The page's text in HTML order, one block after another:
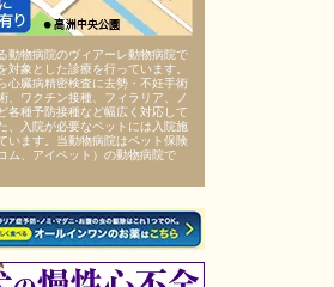
動物病院のヴィアーレ動物病院で
対象とした診療を行っています。
心臓病精密検査に去勢・不妊手術
、ワクチン接種、フィラリア、ノ
各種予防接種など幅広く対応して
、入院が必要なペットには入院施
います。当動物病院はペット保険
ム、アイペット）の動物病院で